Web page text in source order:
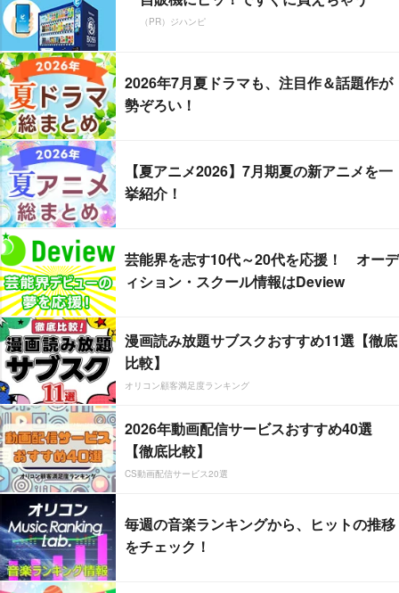
（PR）ジハンピ
2026年7月夏ドラマも、注目作＆話題作が
勢ぞろい！
【夏アニメ2026】7月期夏の新アニメを一
挙紹介！
芸能界を志す10代～20代を応援！ オーデ
ィション・スクール情報はDeview
漫画読み放題サブスクおすすめ11選【徹底
比較】
オリコン顧客満足度ランキング
2026年動画配信サービスおすすめ40選
【徹底比較】
CS動画配信サービス20選
毎週の音楽ランキングから、ヒットの推移
をチェック！